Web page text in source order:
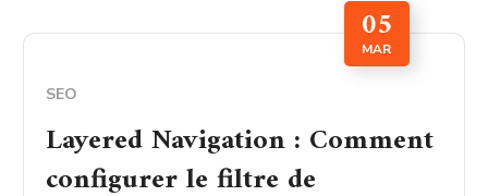
05
MAR
SEO
Layered Navigation : Comment
configurer le filtre de